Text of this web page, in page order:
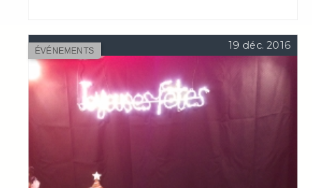
ÉVÉNEMENTS 19 déc. 2016